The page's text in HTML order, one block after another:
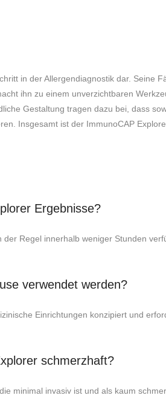
in der Allergendiagnostik dar. Seine
ihn zu einem unverzichtbaren
Gestaltung tragen dazu bei, dass
Insgesamt ist der ImmunoCAP
Ergebnisse?
Regel innerhalb weniger Stunden
verwendet werden?
Einrichtungen konzipiert und
schmerzhaft?
minimal invasiv ist und als kaum